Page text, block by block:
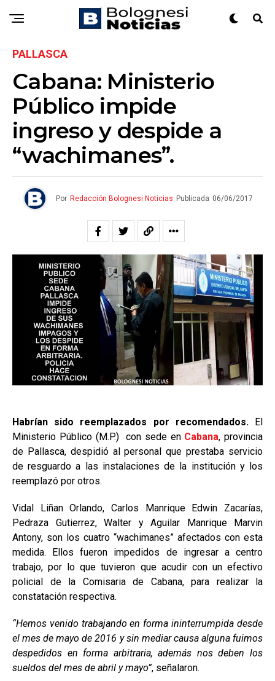
PALLASCA
Cabana: Ministerio
Público impide
ingreso y despide a
“wachimanes”.
Por Redacción Bolognesi Noticias Publicada 06/06/2017
Habrían sido reemplazados por recomendados.El
Ministerio Público (M.P.) con sede en Cabana, provincia
de Pallasca, despidió al personal que prestaba servicio
de resguardo a las instalaciones de la institución y los
reemplazó por otros.
Vidal Liñan Orlando, Carlos Manrique Edwin Zacarías,
Pedraza Gutierrez, Walter y Aguilar Manrique Marvin
Antony, son los cuatro “wachimanes” afectados con esta
medida. Ellos fueron impedidos de ingresar a centro
trabajo, por lo que tuvieron que acudir con un efectivo
policial de la Comisaria de Cabana, para realizar la
constatación respectiva.
“Hemos venido trabajando en forma ininterrumpida desde
el mes de mayo de 2016 y sin mediar causa alguna fuimos
despedidos en forma arbitraria, además nos deben los
sueldos del mes de abril y mayo”, señalaron.